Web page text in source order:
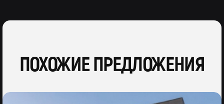
ПОХОЖИЕ ПРЕДЛОЖЕНИЯ